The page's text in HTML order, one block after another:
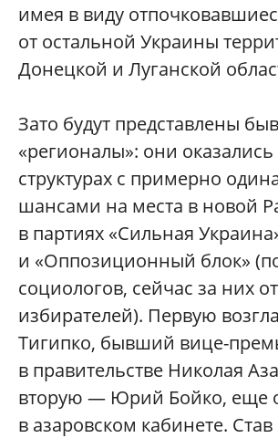
имея в виду
от остальной Украины
Донецкой и Луганской
Зато будут представлены
«регионалы»: они оказались
структурах с примерно
шансами на места в новой
в партиях «Сильная
и «Оппозиционный блок»
социологов, сейчас за них
избирателей). Первую
Тигипко, бывший вице-
в правительстве Николая
вторую — Юрий Бойко, еще
в азаровском кабинете. Став